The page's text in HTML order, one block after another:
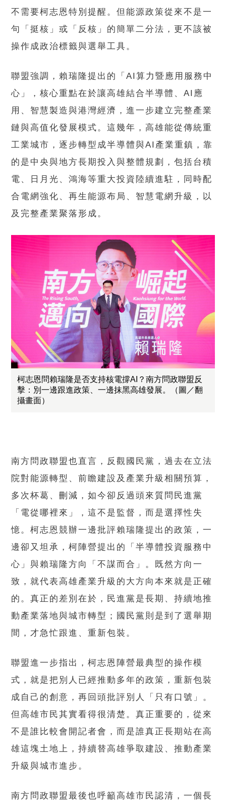
不需要柯志恩特別提醒。但能源政策從來不是一
句「挺核」或「反核」的簡單二分法，更不該被
操作成政治標籤與選舉工具。
聯盟強調，賴瑞隆提出的「AI算力暨應用服務中
心」，核心重點在於讓高雄結合半導體、AI應
用、智慧製造與港灣經濟，進一步建立完整產業
鏈與高值化發展模式。這幾年，高雄能從傳統重
工業城市，逐步轉型成半導體與AI產業重鎮，靠
的是中央與地方長期投入與整體規劃，包括台積
電、日月光、鴻海等重大投資陸續進駐，同時配
合電網強化、再生能源布局、智慧電網升級，以
及完整產業聚落形成。
柯志恩問賴瑞隆是否支持核電撐AI？南方問政聯盟反
擊：別一邊跟進政策、一邊抹黑高雄發展。（圖／翻
攝畫面）
南方問政聯盟也直言，反觀國民黨，過去在立法
院對能源轉型、前瞻建設及產業升級相關預算，
多次杯葛、刪減，如今卻反過頭來質問民進黨
「電從哪裡來」，這不是監督，而是選擇性失
憶。柯志恩競辦一邊批評賴瑞隆提出的政策，一
邊卻又坦承，柯陣營提出的「半導體投資服務中
心」與賴瑞隆方向「不謀而合」。既然方向一
致，就代表高雄產業升級的大方向本來就是正確
的。真正的差別在於，民進黨是長期、持續地推
動產業落地與城市轉型；國民黨則是到了選舉期
間，才急忙跟進、重新包裝。
聯盟進一步指出，柯志恩陣營最典型的操作模
式，就是把別人已經推動多年的政策，重新包裝
成自己的創意，再回頭批評別人「只有口號」。
但高雄市民其實看得很清楚。真正重要的，從來
不是誰比較會開記者會，而是誰真正長期站在高
雄這塊土地上，持續替高雄爭取建設、推動產業
升級與城市進步。
南方問政聯盟最後也呼籲高雄市民認清，一個長